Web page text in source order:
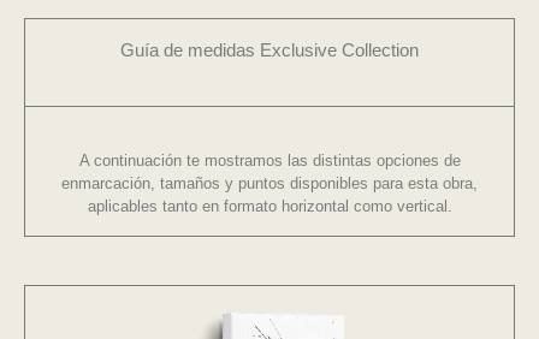
Guía de medidas Exclusive Collection
A continuación te mostramos las distintas opciones de
enmarcación, tamaños y puntos disponibles para esta obra,
aplicables tanto en formato horizontal como vertical.